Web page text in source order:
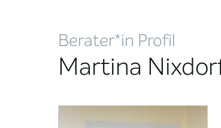
Berater*in Profil
Martina